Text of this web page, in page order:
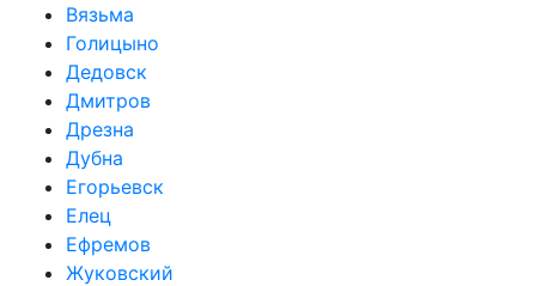
Вязьма
Голицыно
Дедовск
Дмитров
Дрезна
Дубна
Егорьевск
Елец
Ефремов
Жуковский